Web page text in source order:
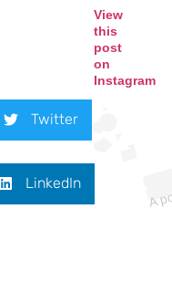
View
this
post
on
Instagram
Twitter
LinkedIn